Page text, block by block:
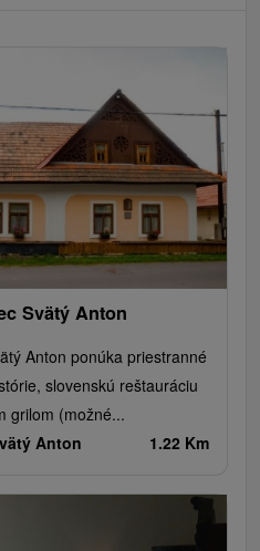
Svätý Anton
Anton ponúka priestranné
slovenskú reštauráciu
grilom (možné...
Anton 1.22 Km